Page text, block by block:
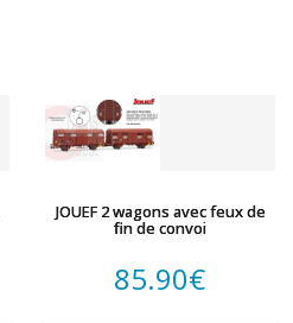
JOUEF 2 wagons avec feux de
fin de convoi
85.90€